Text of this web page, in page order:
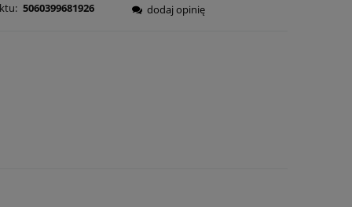
5060399681926
dodaj opinię